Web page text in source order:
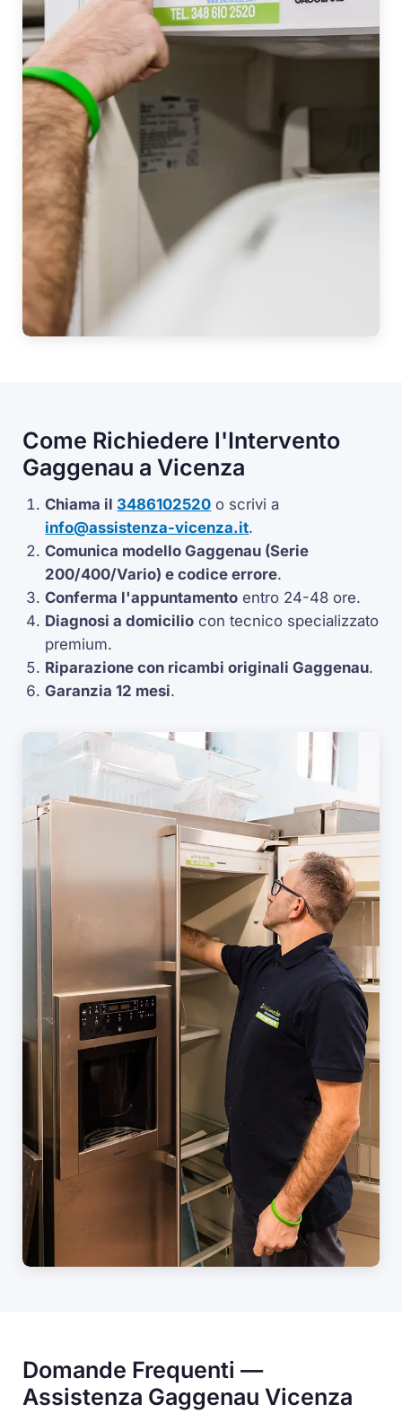
Come Richiedere l'Intervento
Gaggenau a Vicenza
Chiama il 3486102520 o scrivi a
info@assistenza-vicenza.it.
Comunica modello Gaggenau (Serie
200/400/Vario) e codice errore.
Conferma l'appuntamento entro 24-48 ore.
Diagnosi a domicilio con tecnico specializzato
premium.
Riparazione con ricambi originali Gaggenau.
Garanzia 12 mesi.
Domande Frequenti —
Assistenza Gaggenau Vicenza